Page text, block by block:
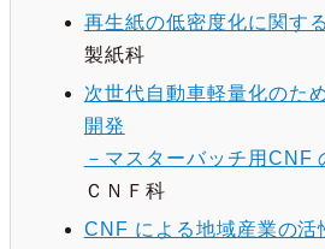
再生紙の低密度化に関す
製紙科
次世代自動車軽量化のた
開発
－マスターバッチ用CNF
ＣＮＦ科
CNF による地域産業の活